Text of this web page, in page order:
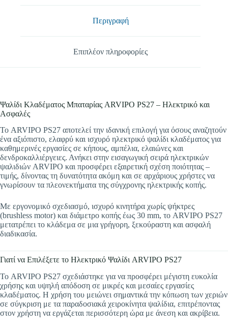
Περιγραφή
Επιπλέον πληροφορίες
Ψαλίδι Κλαδέματος Μπαταρίας ARVIPO PS27 – Ηλεκτρικό και
Ασφαλές
Το ARVIPO PS27 αποτελεί την ιδανική επιλογή για όσους αναζητούν
ένα αξιόπιστο, ελαφρύ και ισχυρό ηλεκτρικό ψαλίδι κλαδέματος για
καθημερινές εργασίες σε κήπους, αμπέλια, ελαιώνες και
δενδροκαλλιέργειες. Ανήκει στην εισαγωγική σειρά ηλεκτρικών
ψαλιδιών ARVIPO και προσφέρει εξαιρετική σχέση ποιότητας –
τιμής, δίνοντας τη δυνατότητα ακόμη και σε αρχάριους χρήστες να
γνωρίσουν τα πλεονεκτήματα της σύγχρονης ηλεκτρικής κοπής.
Με εργονομικό σχεδιασμό, ισχυρό κινητήρα χωρίς ψήκτρες
(brushless motor) και διάμετρο κοπής έως 30 mm, το ARVIPO PS27
μετατρέπει το κλάδεμα σε μια γρήγορη, ξεκούραστη και ασφαλή
διαδικασία.
Γιατί να Επιλέξετε το Ηλεκτρικό Ψαλίδι ARVIPO PS27
Το ARVIPO PS27 σχεδιάστηκε για να προσφέρει μέγιστη ευκολία
χρήσης και υψηλή απόδοση σε μικρές και μεσαίες εργασίες
κλαδέματος. Η χρήση του μειώνει σημαντικά την κόπωση των χεριών
σε σύγκριση με τα παραδοσιακά χειροκίνητα ψαλίδια, επιτρέποντας
στον χρήστη να εργάζεται περισσότερη ώρα με άνεση και ακρίβεια.